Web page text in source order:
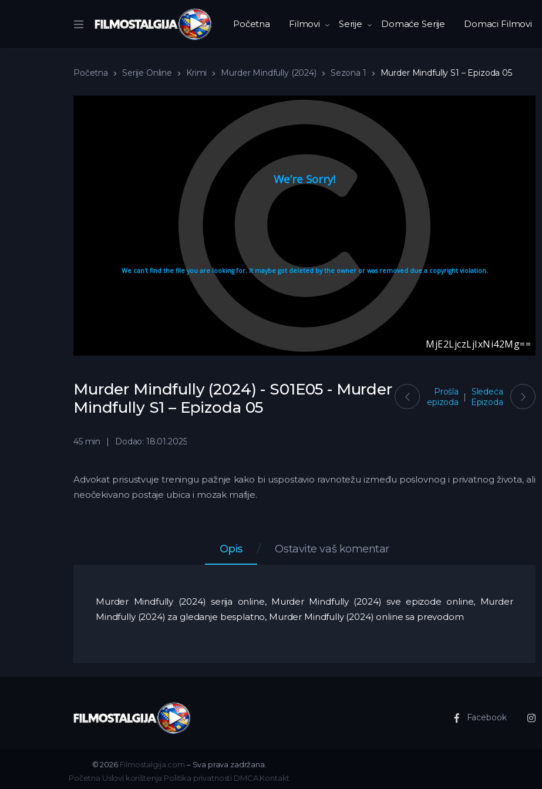
Početna Filmovi Serije Domaće Serije Domaci Filmovi
Početna Serije Online Krimi Murder Mindfully (2024) Sezona 1 Murder Mindfully S1 – Epizoda 05
Murder Mindfully (2024) - S01E05 - Murder
Mindfully S1 – Epizoda 05
Prošla
epizoda
Sledeća
Epizoda
45 min Dodao: 18.01.2025
Advokat prisustvuje treningu pažnje kako bi uspostavio ravnotežu između poslovnog i privatnog života, ali
neočekivano postaje ubica i mozak mafije.
Opis Ostavite vaš komentar
Murder Mindfully (2024) serija online, Murder Mindfully (2024) sve epizode online, Murder
Mindfully (2024) za gledanje besplatno, Murder Mindfully (2024) online sa prevodom
Facebook
© 2026 Filmostalgija.com – Sva prava zadržana.
Početna Uslovi korištenja Politika privatnosti DMCA Kontakt